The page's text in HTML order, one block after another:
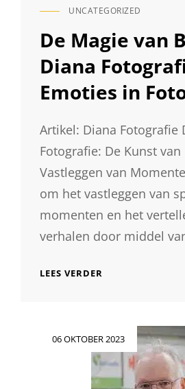
CAT
UNCATEGORIZED
De Magie van
Diana
Emoties in
Artikel: Diana Fotografie
Fotografie: De Kunst van
Vastleggen van
om het vastleggen van
momenten en het
verhalen door middel
LEES VERDER
FOTOGRAFIE
VANGT
EMOTIES
IN
06 OKTOBER 2023